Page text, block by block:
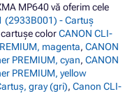
MP640 vă oferim cele
(2933B001) - Cartuș
colorCANON CLI-
magenta, CANON
PREMIUM, cyan, CANON
PREMIUM, yellow
gray (gri), Canon CLI-